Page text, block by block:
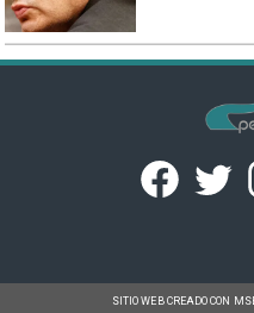
SITIO WEB CREADO CON